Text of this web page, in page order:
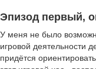
Эпизод первый,
У меня не было
игровой деятельности
придётся